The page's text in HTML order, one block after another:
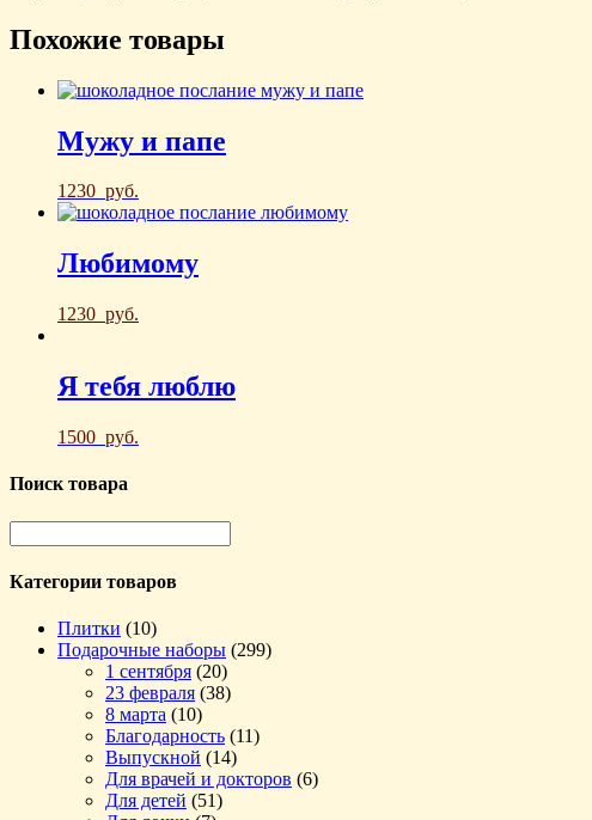
Похожие товары
Мужу и папе
1230 руб.
Любимому
1230 руб.
Я тебя люблю
1500 руб.
Поиск товара
Категории товаров
Плитки (10)
Подарочные наборы (299)
1 сентября (20)
23 февраля (38)
8 марта (10)
Благодарность (11)
Выпускной (14)
Для врачей и докторов (6)
Для детей (51)